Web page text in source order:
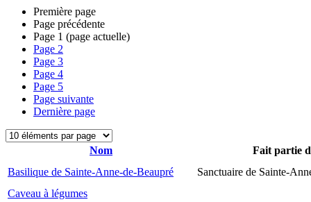
Première page
Page précédente
Page 1 (page actuelle)
Page 2
Page 3
Page 4
Page 5
Page suivante
Dernière page
Nom
Fait partie
Basilique de Sainte-Anne-de-Beaupré
Sanctuaire de Sainte-
Caveau à légumes